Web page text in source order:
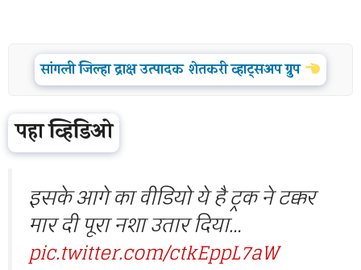
सांगली जिल्हा द्राक्ष उत्पादक शेतकरी व्हाट्सअप ग्रुप
पहा व्हिडिओ
इसके आगे का वीडियो ये है ट्रक ने टक्कर
मार दी पूरा नशा उतार दिया…
pic.twitter.com/ctkEppL7aW